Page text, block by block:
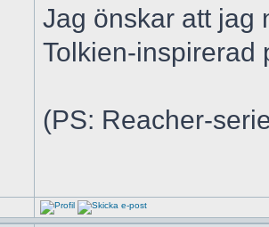
Jag önskar att jag
Tolkien-inspirerad
(PS: Reacher-